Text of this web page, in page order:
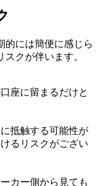
的には簡便に感じら
クが伴います。
座に留まるだけと
抵触する可能性が
るリスクがござい
カー側から見ても